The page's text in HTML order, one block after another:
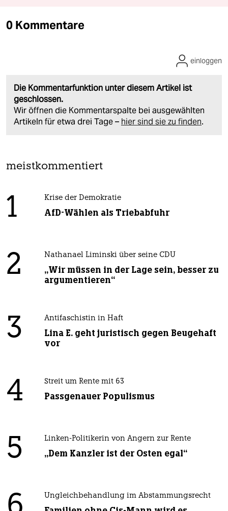
0 Kommentare
Die Kommentarfunktion unter diesem Artikel ist
geschlossen.
Wir öffnen die Kommentarspalte bei ausgewählten
Artikeln für etwa drei Tage – hier sind sie zu finden.
einloggen
meistkommentiert
1 Krise der Demokratie
AfD-Wählen als Triebabfuhr
2 Nathanael Liminski über seine CDU
„Wir müssen in der Lage sein, besser zu
argumentieren“
3 Antifaschistin in Haft
Lina E. geht juristisch gegen Beugehaft
vor
4 Streit um Rente mit 63
Passgenauer Populismus
5 Linken-Politikerin von Angern zur Rente
„Dem Kanzler ist der Osten egal“
Ungleichbehandlung im Abstammungsrecht